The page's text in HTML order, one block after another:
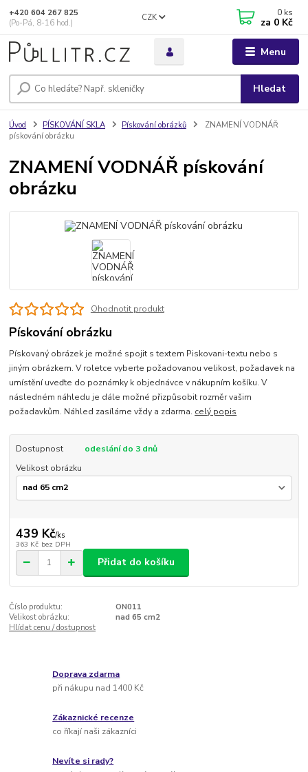
Menu
CZK
Hledat
+420 604 267 825
(Po-Pá, 8-16 hod.)
0 ks
za 0 Kč
Úvod PÍSKOVÁNÍ SKLA Pískování obrázků
ZNAMENÍ VODNÁŘ
pískování obrázku
ZNAMENÍ VODNÁŘ pískování
obrázku
Ohodnotit produkt
Pískování obrázku
Pískovaný obrázek je možné spojit s textem Piskovani-textu nebo s
jiným obrázkem. V roletce vyberte požadovanou velikost, požadavek na
umístění uveďte do poznámky k objednávce v nákupním košíku. V
následném náhledu je dále možné přizpůsobit rozměr vašim
požadavkům. Náhled zasíláme vždy a zdarma. celý popis
Dostupnost
odeslání do 3 dnů
Velikost obrázku
439 Kč/ks
363 Kč bez DPH
Přidat do košíku
Číslo produktu:
ON011
Velikost obrázku:
nad 65 cm2
Hlídat cenu / dostupnost
Doprava zdarma
při nákupu nad 1400 Kč
Zákaznické recenze
co říkají naši zákazníci
Nevíte si rady?